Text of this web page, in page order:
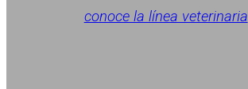
conoce la línea veterinaria